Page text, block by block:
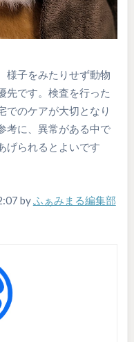
様子をみたりせず動物
先です。検査を行った
でのケアが大切となり
考に、異常がある中で
げられるとよいです
byふぁみまる編集部